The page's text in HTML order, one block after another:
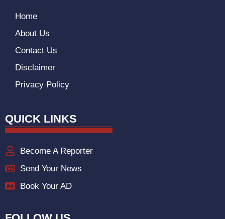
Home
About Us
Contact Us
Disclaimer
Privacy Policy
QUICK LINKS
Become A Reporter
Send Your News
Book Your AD